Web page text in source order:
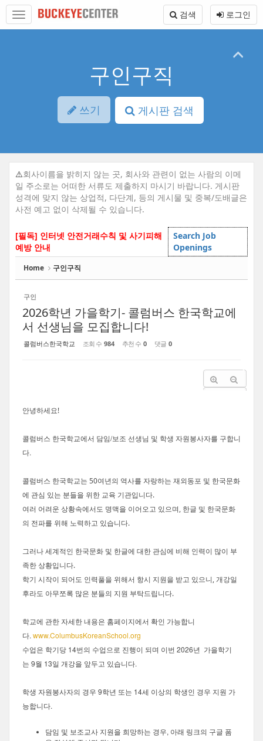
본
바
메
토
로그인
검색
구인구직
쓰기 게시판 검색
⚠️회사이름을 밝히지 않는 곳, 회사와 관련이 없는 사람의 이메
일 주소로는 어떠한 서류도 제출하지 마시기 바랍니다. 게시판
성격에 맞지 않는 상업적, 다단계, 등의 게시물 및 중복/도배글은
사전 예고 없이 삭제될 수 있습니다.
[필독] 인터넷 안전거래수칙 및 사기피해
예방 안내
Search Job
Openings
Home 구인구직
구인
2026학년 가을학기- 콜럼버스 한국학교에
서 선생님을 모집합니다!
콜럼버스한국학교 조회 수 984 추천 수 0 댓글 0
안녕하세요!
콜럼버스 한국학교에서 담임/보조 선생님 및 학생 자원봉사자를 구합니
다.
콜럼버스 한국학교는 50여년의 역사를 자랑하는 재외동포 및 한국문화
에 관심 있는 분들을 위한 교육 기관입니다.
여러 어려운 상황속에서도 명맥을 이어오고 있으며, 한글 및 한국문화
의 전파를 위해 노력하고 있습니다.
그러나 세계적인 한국문화 및 한글에 대한 관심에 비해 인력이 많이 부
족한 상황입니다.
학기 시작이 되어도 인력풀을 위해서 항시 지원을 받고 있으니, 개강일
후라도 아무쪼록 많은 분들의 지원 부탁드립니다.
학교에 관한 자세한내용은 홈페이지에서 확인 가능합니
다. www.ColumbusKoreanSchool.org
수업은 학기당 14번의 수업으로 진행이 되며 이번 2026년 가을학기
는 9월 13일 개강을 앞두고 있습니다.
학생 자원봉사자의 경우 9학년 또는 14세 이상의 학생인 경우 지원 가
능합니다.
담임 및 보조교사 지원을 희망하는 경우, 아래 링크의 구글 폼